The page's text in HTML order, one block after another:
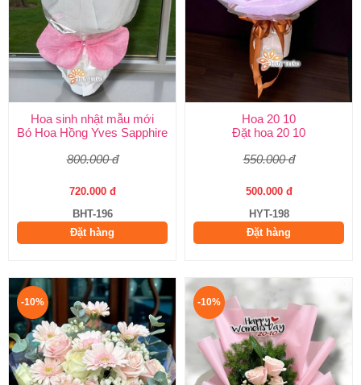
Hoa sinh nhật mẫu mới
Bó Hoa Hồng Yves Sapphire
800.000 đ
720.000 đ
BHT-196
Đặt hàng
Hoa 20 10
Đặt hoa 20 10
550.000 đ
500.000 đ
HYT-198
Đặt hàng
-10% -10%